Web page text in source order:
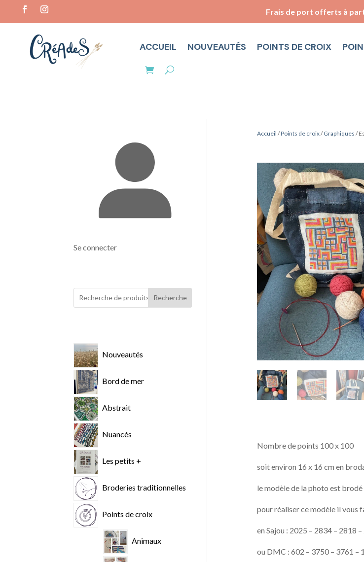
Frais de port offerts à
ACCUEIL NOUVEAUTÉS POINTS DE CROIX
Se connecter
Recherche
Nouveautés
Bord de mer
Abstrait
Nuancés
Les petits +
Broderies traditionnelles
Points de croix
Animaux
Accueil /Points de croix/Graphiques /
Nombre de points 100 x 100
soit environ 16 x 16 cm en
le modèle de la photo est
pour réaliser ce modèle il vous
en Sajou : 2025 – 2834 – 2818
ou DMC : 602 – 3750 – 3761 –